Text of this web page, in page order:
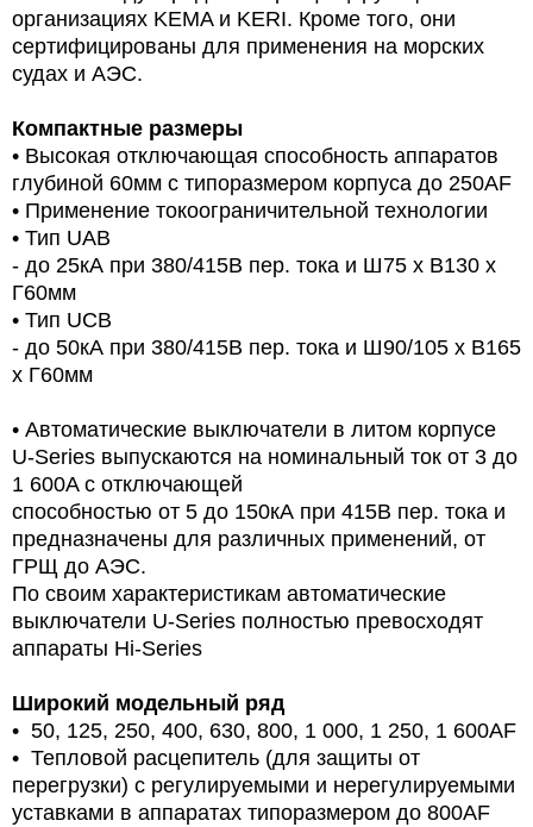
организациях KEMA и KERI. Кроме того, они
сертифицированы для применения на морских
судах и АЭС.
Компактные размеры
• Высокая отключающая способность аппаратов
глубиной 60мм с типоразмером корпуса до 250AF
• Применение токоограничительной технологии
• Тип UAB
- до 25кА при 380/415В пер. тока и Ш75 х В130 х
Г60мм
• Тип UCB
- до 50кА при 380/415В пер. тока и Ш90/105 х В165
х Г60мм
• Автоматические выключатели в литом корпусе
U-Series выпускаются на номинальный ток от 3 до
1 600A с отключающей
способностью от 5 до 150кА при 415В пер. тока и
предназначены для различных применений, от
ГРЩ до АЭС.
По своим характеристикам автоматические
выключатели U-Series полностью превосходят
аппараты Hi-Series
Широкий модельный ряд
• 50, 125, 250, 400, 630, 800, 1 000, 1 250, 1 600AF
• Тепловой расцепитель (для защиты от
перегрузки) с регулируемыми и нерегулируемыми
уставками в аппаратах типоразмером до 800AF